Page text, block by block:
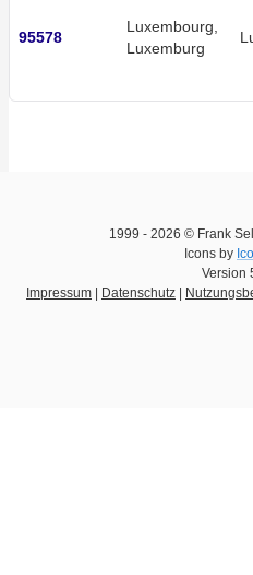
95578
Luxembourg,
Luxemburg
1999 - 2026 © Frank
Icons by
Version
Impressum
Datenschutz